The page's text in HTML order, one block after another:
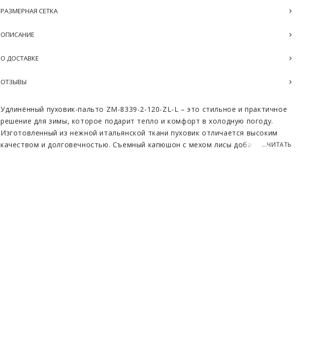
РАЗМЕРНАЯ СЕТКА
ОПИСАНИЕ
О ДОСТАВКЕ
ОТЗЫВЫ
Удлинённый пуховик-пальто ZM-8339-2-120-ZL-L – это стильное и практичное
решение для зимы, которое подарит тепло и комфорт в холодную погоду.
Изготовленный из нежной итальянской ткани пуховик отличается высоким
качеством и долговечностью. Съемный капюшон с мехом лисы добавляет...ЧИТАТЬ